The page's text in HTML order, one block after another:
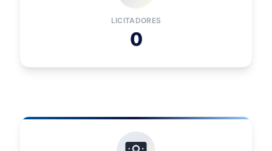
LICITADORES
0